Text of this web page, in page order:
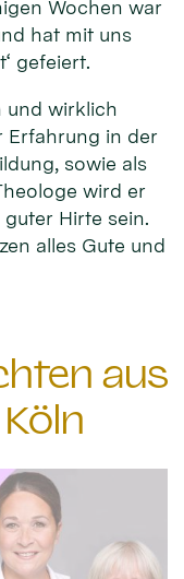
Wochen war
hat mit uns
gefeiert.
und wirklich
Erfahrung in der
sowie als
wird er
Hirte sein.
alles Gute und
aus